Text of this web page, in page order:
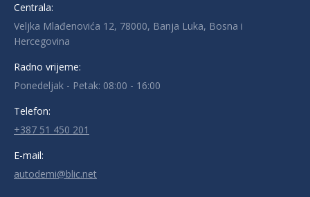
Centrala:
Veljka Mlađenovića 12, 78000, Banja Luka, Bosna i
Hercegovina
Radno vrijeme:
Ponedeljak - Petak: 08:00 - 16:00
Telefon:
+387 51 450 201
E-mail:
autodemi@blic.net